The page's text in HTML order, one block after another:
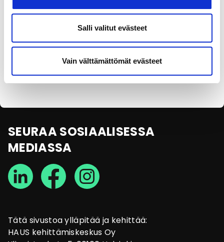
Salli valitut evästeet
Vain välttämättömät evästeet
Olen lukenuttietosuojaselosteenja annan
SEURAA SOSIAALISESSA
MEDIASSA
Tätä sivustoa ylläpitää ja kehittää:
HAUS kehittämiskeskus Oy